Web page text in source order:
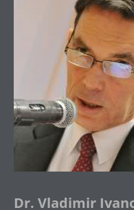
Dr. Vladimir